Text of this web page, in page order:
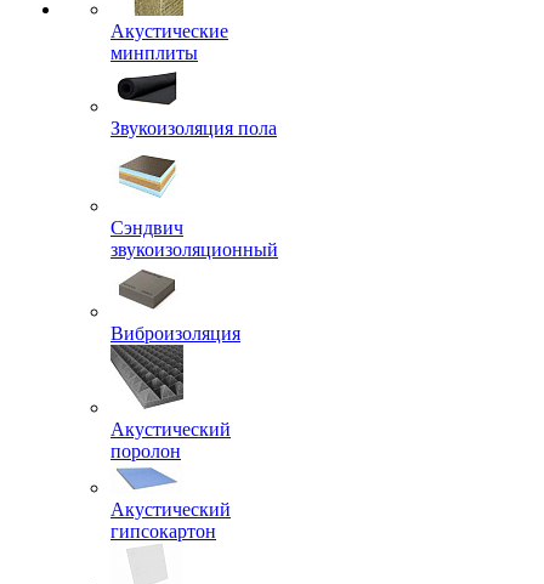
Акустические
минплиты
Звукоизоляция пола
Сэндвич
звукоизоляционный
Виброизоляция
Акустический
поролон
Акустический
гипсокартон